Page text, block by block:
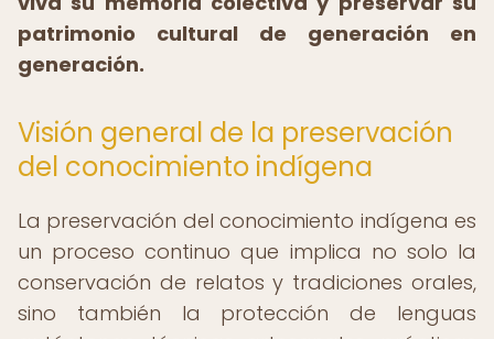
patrimonio cultural de generación en
generación.
Visión general de la preservación
del conocimiento indígena
La preservación del conocimiento indígena es
un proceso continuo que implica no solo la
conservación de relatos y tradiciones orales,
sino también la protección de lenguas